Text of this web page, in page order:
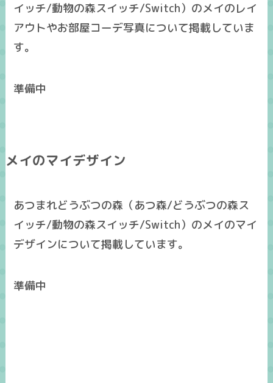
イッチ/動物の森スイッチ/Switch）のメイのレイ
アウトやお部屋コーデ写真について掲載していま
す。
準備中
メイのマイデザイン
あつまれどうぶつの森（あつ森/どうぶつの森ス
イッチ/動物の森スイッチ/Switch）のメイのマイ
デザインについて掲載しています。
準備中